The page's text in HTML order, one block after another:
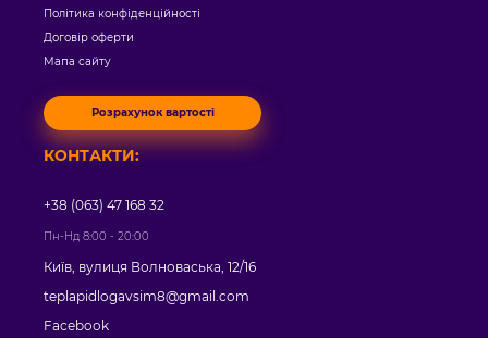
Політика конфіденційності
Договір оферти
Мапа сайту
Розрахунок вартості
КОНТАКТИ:
+38 (063) 47 168 32
Пн-Нд 8:00 - 20:00
Київ, вулиця Волноваська, 12/16
teplapidlogavsim8@gmail.com
Facebook